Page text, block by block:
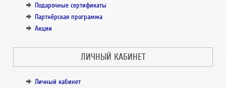
Подарочные сертификаты
Партнёрская программа
Акции
ЛИЧНЫЙ КАБИНЕТ
Личный кабинет